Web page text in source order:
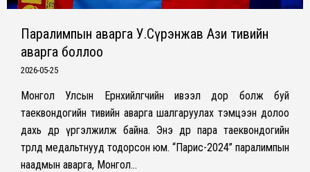
Паралимпын аварга У.Сүрэнжав Ази тивийн
аварга боллоо
2026-05-25
Монгол Улсын Ерөнхийлөгчийн ивээл дор болж буй
таеквондогийн тивийн аварга шалгаруулах тэмцээн долоо
дахь өдрөө үргэлжилж байна. Энэ өдөр пара таеквондогийн
төрөлд медальтнууд тодорсон юм. “Парис-2024” паралимпын
наадмын аварга, Монгол…